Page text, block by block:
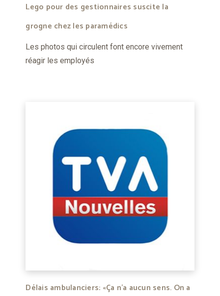
Lego pour des gestionnaires suscite la
grogne chez les paramédics
Les photos qui circulent font encore vivement
réagir les employés
Délais ambulanciers: «Ça n’a aucun sens. On a